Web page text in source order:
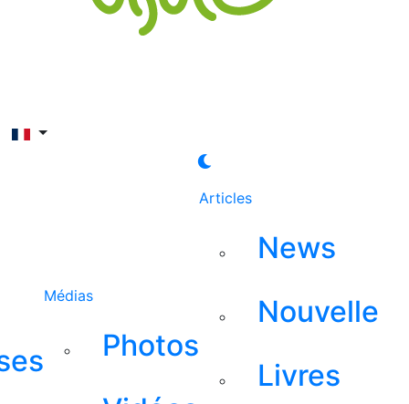
Médias
Photos
Articles
News
Nouvelle
Livres